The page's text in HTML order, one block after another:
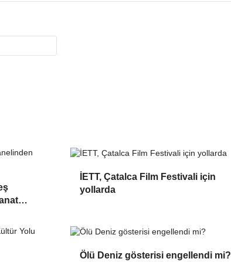
İETT, Çatalca Film Festivali için
yollarda
Ölü Deniz gösterisi engellendi mi?